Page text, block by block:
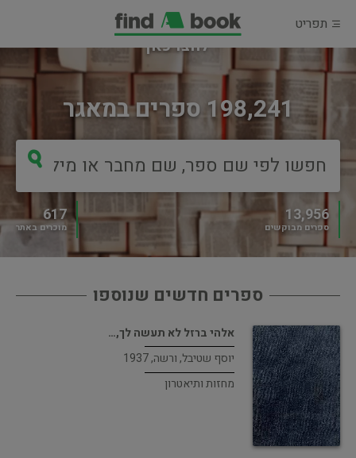
תפריט
198,241 ספרים במאגר
13,956
ספרים מבוקשים
617
מוכרים באתר
מוכרים ספר?
לחצו כאן
ספרים חדשים שנוספו
אלהי ברזל לא תעשה לך,…
יוסף שטיבל, ורשה, 1937
מחזות ותיאטרון